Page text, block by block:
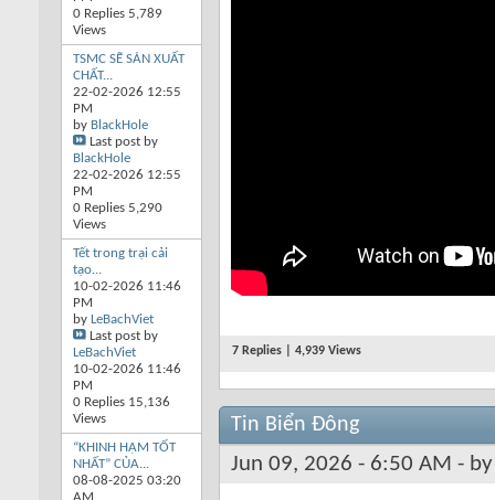
0 Replies 5,789
Views
TSMC SẼ SẢN XUẤT
CHẤT...
22-02-2026 12:55
PM
by BlackHole
Last post by
BlackHole
22-02-2026 12:55
PM
0 Replies 5,290
Views
Tết trong trại cải
tạo...
10-02-2026 11:46
PM
by LeBachViet
Last post by
LeBachViet
10-02-2026 11:46
PM
0 Replies 15,136
Views
“KHINH HẠM TỐT
NHẤT” CỦA...
08-08-2025 03:20
7 Replies | 4,939 Views
Tin Biển Đông
Jun 09, 2026 - 6:50 AM -